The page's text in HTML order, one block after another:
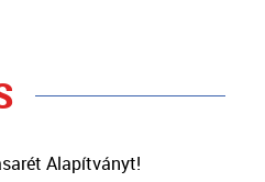
Alapítványt!